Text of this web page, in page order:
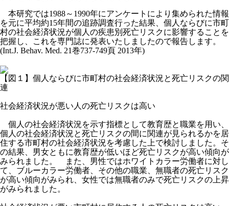
本研究では1988～1990年にアンケートにより集められた情報
を元に平均約15年間の追跡調査行った結果、個人ならびに市町
村の社会経済状況が個人の疾患別死亡リスクに影響することを
把握し、これを専門誌に発表いたしましたので報告します。
(Int.J. Behav. Med. 21巻737-749頁 2013年)
【図１】個人ならびに市町村の社会経済状況と死亡リスクの関
連
社会経済状況が悪い人の死亡リスクは高い
個人の社会経済状況を示す指標として教育歴と職業を用い、
個人の社会経済状況と死亡リスクの間に関連が見られるかを居
住する市町村の社会経済状況を考慮した上で検討しました。そ
の結果、男女ともに教育歴が低いほど死亡リスクが高い傾向が
みられました。 また、男性ではホワイトカラー労働者に対し
て、ブルーカラー労働者、その他の職業、無職者の死亡リスク
が高い傾向がみられ、女性では無職者のみで死亡リスクの上昇
がみられました。